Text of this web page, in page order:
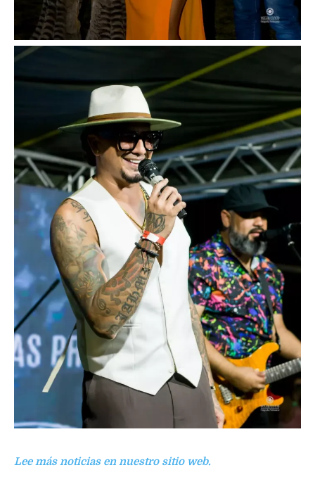
Lee más noticias en nuestro sitio web.